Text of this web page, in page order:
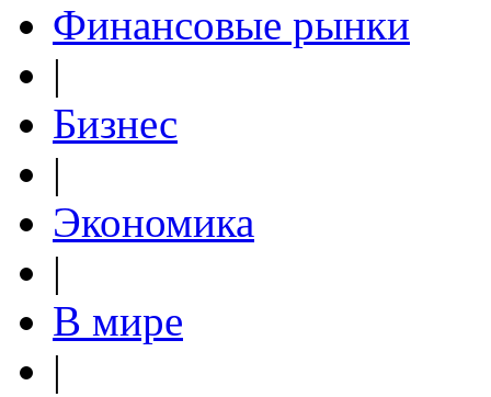
Финансовые рынки
|
Бизнес
|
Экономика
|
В мире
|